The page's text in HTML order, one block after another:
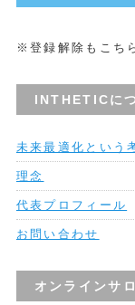
※登録解除もこち
INTHETICに
未来最適化という
理念
代表プロフィール
お問い合わせ
オンラインサ